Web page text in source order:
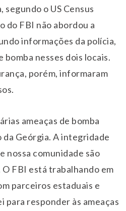
segundo o US Census
do FBI não abordou a
informações da polícia,
bomba nesses dois locais.
porém, informaram
ameaças de bomba
Geórgia. A integridade
nossa comunidade são
FBI está trabalhando em
parceiros estaduais e
para responder às ameaças